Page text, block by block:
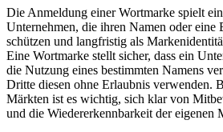
Die Anmeldung einer Wortmarke spielt
Unternehmen, die ihren Namen oder eine
schützen und langfristig als
Eine Wortmarke stellt sicher, dass ein
die Nutzung eines bestimmten Namens
Dritte diesen ohne Erlaubnis verwenden.
Märkten ist es wichtig, sich klar von
und die Wiedererkennbarkeit der eigenen